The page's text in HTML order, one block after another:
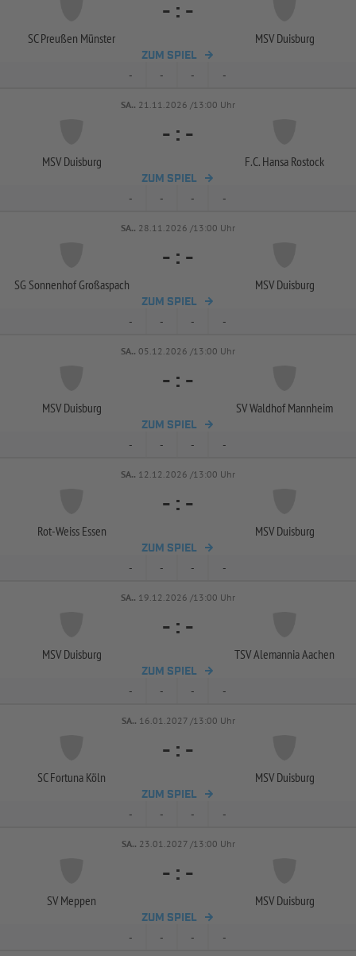
SC Preußen Münster
- : -
MSV Duisburg
ZUM SPIEL
- - - -
SA.. 21.11.2026 /13:00 Uhr
MSV Duisburg
- : -
F.C. Hansa Rostock
ZUM SPIEL
- - - -
SA.. 28.11.2026 /13:00 Uhr
SG Sonnenhof Großaspach
- : -
MSV Duisburg
ZUM SPIEL
- - - -
SA.. 05.12.2026 /13:00 Uhr
MSV Duisburg
- : -
SV Waldhof Mannheim
ZUM SPIEL
- - - -
SA.. 12.12.2026 /13:00 Uhr
Rot-Weiss Essen
- : -
MSV Duisburg
ZUM SPIEL
- - - -
SA.. 19.12.2026 /13:00 Uhr
MSV Duisburg
- : -
TSV Alemannia Aachen
ZUM SPIEL
- - - -
SA.. 16.01.2027 /13:00 Uhr
SC Fortuna Köln
- : -
MSV Duisburg
ZUM SPIEL
- - - -
SA.. 23.01.2027 /13:00 Uhr
SV Meppen
- : -
MSV Duisburg
ZUM SPIEL
- - - -